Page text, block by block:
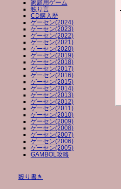
家庭用ゲーム
独り言
CD購入歴
ゲーセン(2024)
ゲーセン(2023)
ゲーセン(2022)
ゲーセン(2021)
ゲーセン(2020)
ゲーセン(2019)
ゲーセン(2018)
ゲーセン(2017)
ゲーセン(2016)
ゲーセン(2015)
ゲーセン(2014)
ゲーセン(2013)
ゲーセン(2012)
ゲーセン(2011)
ゲーセン(2010)
ゲーセン(2009)
ゲーセン(2008)
ゲーセン(2007)
ゲーセン(2006)
ゲーセン(2005)
GAMBOL攻略
殴り書き